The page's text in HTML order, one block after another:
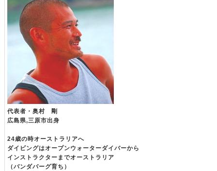
代表者・奥村 剛
広島県,三原市出身
24歳の時オーストラリアへ
ダイビングはオープンウォーターダイバーから
インストラクターまでオーストラリア
（バンダバーグ育ち）